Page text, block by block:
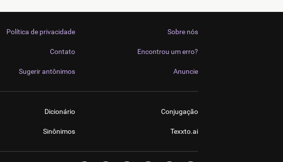
Sobre nós
Encontrou um erro?
Anuncie
Política de privacidade
Contato
Sugerir antônimos
Dicionário
Sinônimos
Conjugação
Texxto.ai